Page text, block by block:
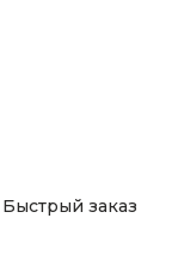
Быстрый заказ